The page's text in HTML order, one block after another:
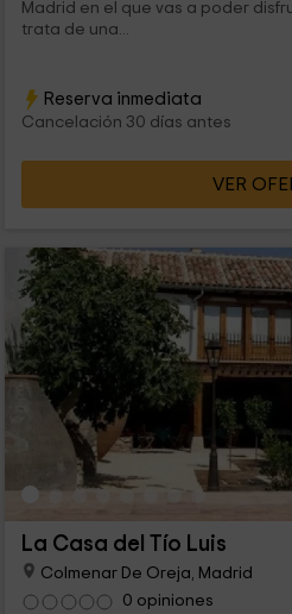
Madrid en el que vas a poder
trata de una...
Reserva inmediata
Cancelación 30 días antes
VER
La Casa del Tío Luis
Colmenar De Oreja, Madrid
0 opiniones